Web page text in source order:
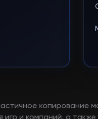
копирование